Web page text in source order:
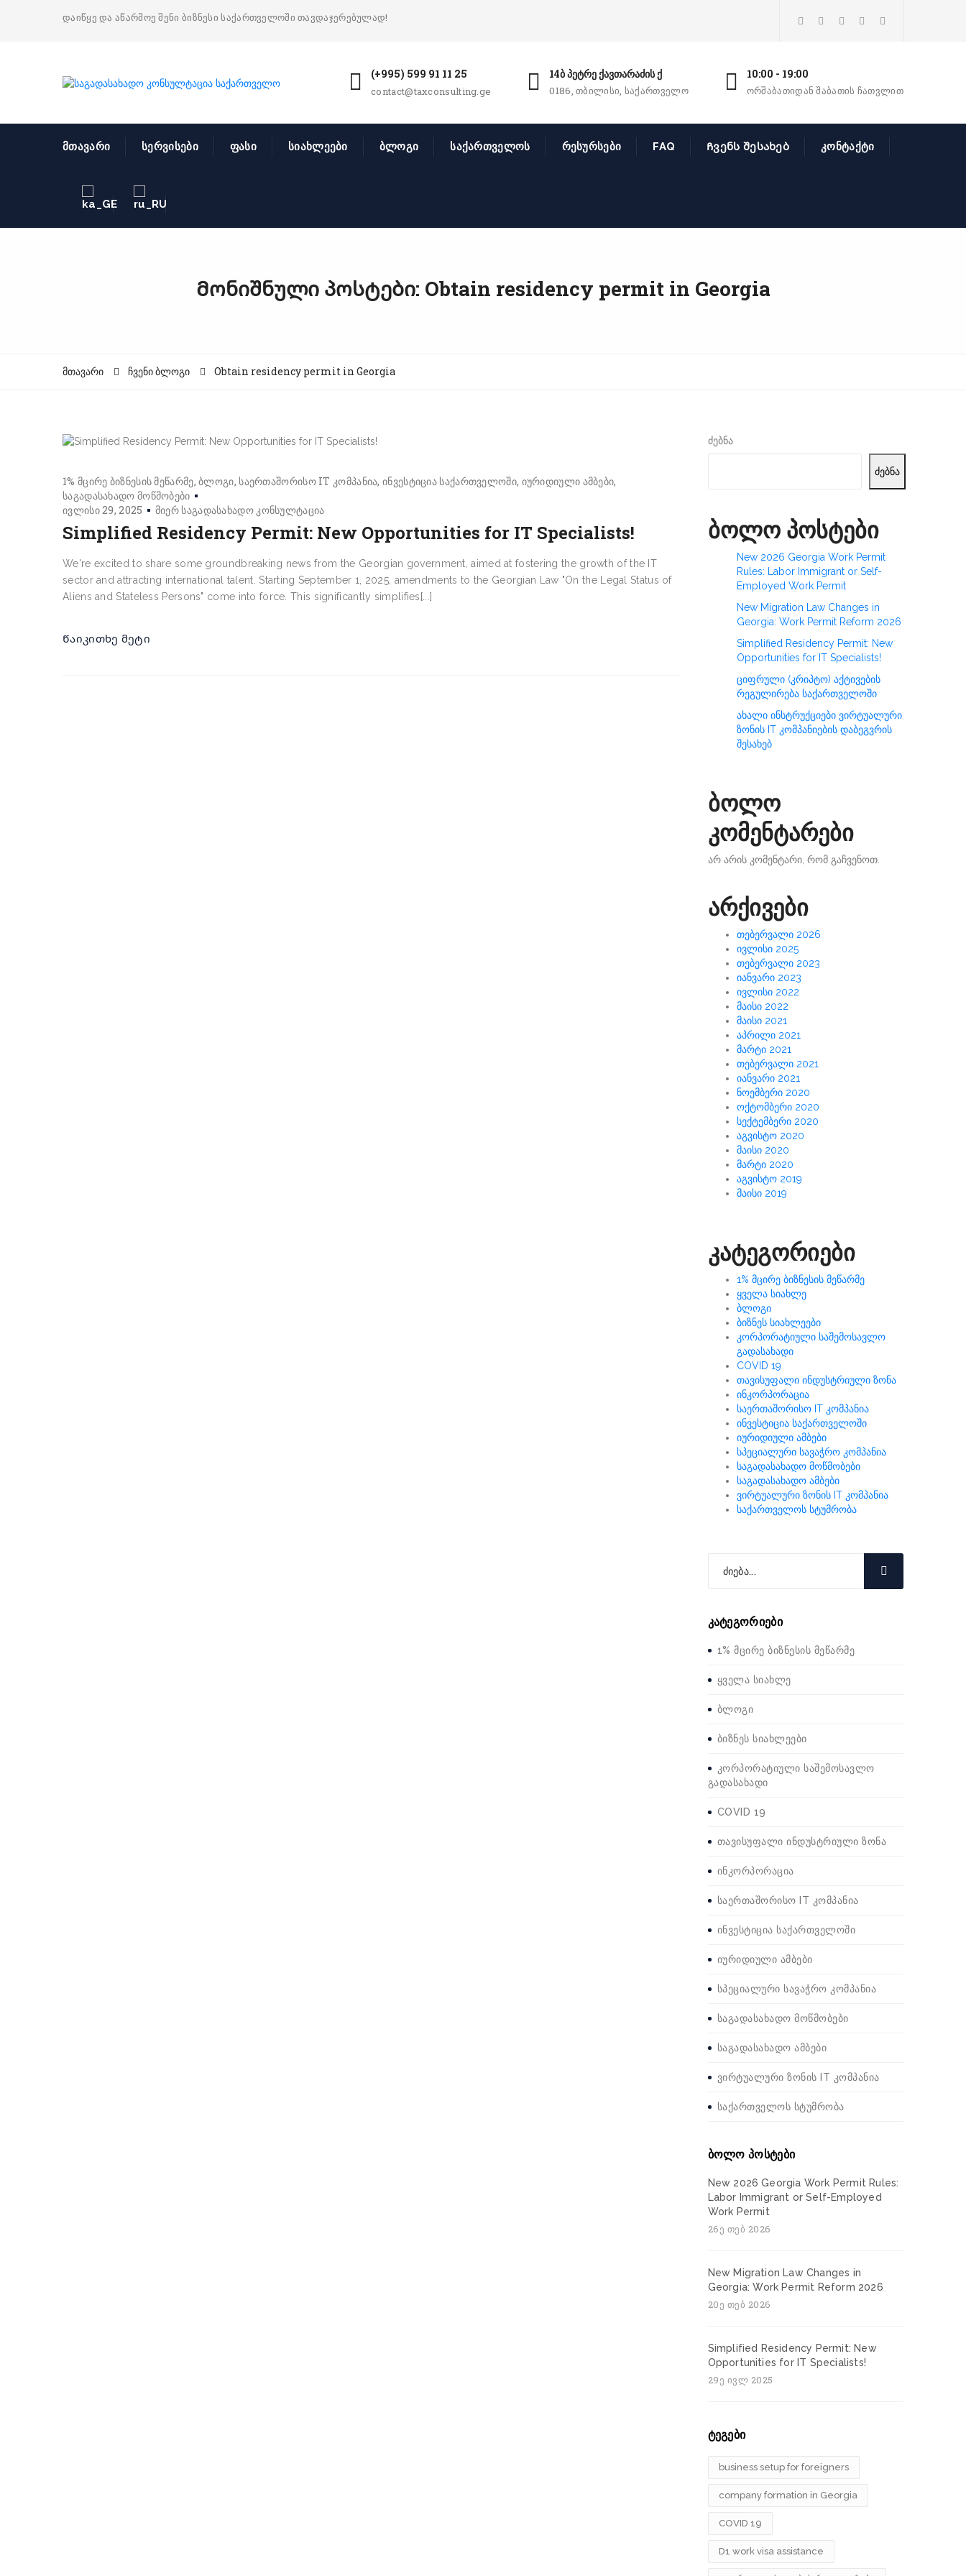
დაიწყე და აწარმოე შენი ბიზნესი საქართველოში თავდაჯერებულად!
(+995) 599 91 11 25
contact@taxconsulting.ge
14ბ პეტრე ქავთარაძის ქ
0186, თბილისი, საქართველო
10:00 - 19:00
ორშაბათიდან შაბათის ჩათვლით
მთავარი სერვისები ფასი სიახლეები ბლოგი საქართველოს რესურსები FAQ Ჩვენს შესახებ კონტაქტი
Მონიშნული პოსტები: Obtain residency permit in Georgia
მთავარი ჩვენი ბლოგი Obtain residency permit in Georgia
1% მცირე ბიზნესის მეწარმე ბლოგი საერთაშორისო IT კომპანია ინვესტიცია საქართველოში იურიდიული ამბები
საგადასახადო მოწმობები
ივლისი 29, 2025
მიერ საგადასახადო კონსულტაცია
Simplified Residency Permit: New Opportunities for IT Specialists!
We're excited to share some groundbreaking news from the Georgian government, aimed at fostering the growth of the IT
sector and attracting international talent. Starting September 1, 2025, amendments to the Georgian Law "On the Legal Status of
Aliens and Stateless Persons" come into force. This significantly simplifies[...]
Წაიკითხე მეტი
ძებნა
ძებნა
ბოლო პოსტები
New 2026 Georgia Work Permit
Rules: Labor Immigrant or Self-
Employed Work Permit
New Migration Law Changes in
Georgia: Work Permit Reform 2026
Simplified Residency Permit: New
Opportunities for IT Specialists!
ციფრული (კრიპტო) აქტივების
რეგულირება საქართველოში
ახალი ინსტრუქციები ვირტუალური
ზონის IT კომპანიების დაბეგვრის
შესახებ
ბოლო
კომენტარები
არ არის კომენტარი, რომ გაჩვენოთ.
არქივები
თებერვალი 2026
ივლისი 2025
თებერვალი 2023
იანვარი 2023
ივლისი 2022
მაისი 2022
მაისი 2021
აპრილი 2021
მარტი 2021
თებერვალი 2021
იანვარი 2021
ნოემბერი 2020
ოქტომბერი 2020
სექტემბერი 2020
აგვისტო 2020
მაისი 2020
მარტი 2020
აგვისტო 2019
მაისი 2019
კატეგორიები
1% მცირე ბიზნესის მეწარმე
ყველა სიახლე
ბლოგი
ბიზნეს სიახლეები
კორპორატიული საშემოსავლო
გადასახადი
COVID 19
თავისუფალი ინდუსტრიული ზონა
ინკორპორაცია
საერთაშორისო IT კომპანია
ინვესტიცია საქართველოში
იურიდიული ამბები
სპეციალური სავაჭრო კომპანია
საგადასახადო მოწმობები
საგადასახადო ამბები
ვირტუალური ზონის IT კომპანია
საქართველოს სტუმრობა
კატეგორიები
1% მცირე ბიზნესის მეწარმე
ყველა სიახლე
ბლოგი
ბიზნეს სიახლეები
კორპორატიული საშემოსავლო
გადასახადი
COVID 19
თავისუფალი ინდუსტრიული ზონა
ინკორპორაცია
საერთაშორისო IT კომპანია
ინვესტიცია საქართველოში
იურიდიული ამბები
სპეციალური სავაჭრო კომპანია
საგადასახადო მოწმობები
საგადასახადო ამბები
ვირტუალური ზონის IT კომპანია
საქართველოს სტუმრობა
ბოლო პოსტები
New 2026 Georgia Work Permit Rules:
Labor Immigrant or Self-Employed
Work Permit
26ე თებ 2026
New Migration Law Changes in
Georgia: Work Permit Reform 2026
20ე თებ 2026
Simplified Residency Permit: New
Opportunities for IT Specialists!
29ე ივლ 2025
ტეგები
business setup for foreigners
company formation in Georgia
COVID 19
D1 work visa assistance